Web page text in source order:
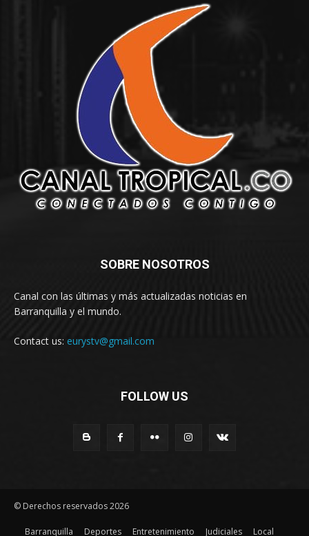
SOBRE NOSOTROS
Canal con las últimas y más actualizadas noticias en
Barranquilla y el mundo.
Contact us: eurystv@gmail.com
FOLLOW US
© Derechos reservados 2026
Barranquilla Deportes Entretenimiento Judiciales Local